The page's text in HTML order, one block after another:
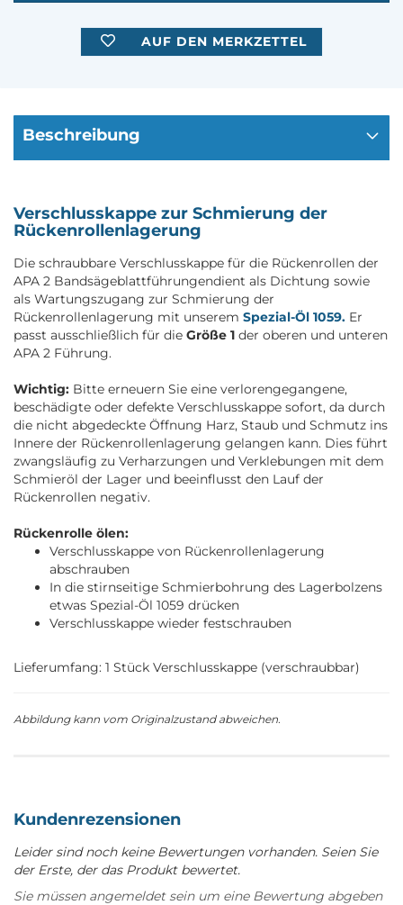
AUF DEN MERKZETTEL
Beschreibung
Verschlusskappe zur Schmierung der
Rückenrollenlagerung
Die schraubbare Verschlusskappe für die Rückenrollen der
APA 2 Bandsägeblattführungendient als Dichtung sowie
als Wartungszugang zur Schmierung der
Rückenrollenlagerung mit unserem Spezial-Öl 1059. Er
passt ausschließlich für die Größe 1 der oberen und unteren
APA 2 Führung.
Wichtig: Bitte erneuern Sie eine verlorengegangene,
beschädigte oder defekte Verschlusskappe sofort, da durch
die nicht abgedeckte Öffnung Harz, Staub und Schmutz ins
Innere der Rückenrollenlagerung gelangen kann. Dies führt
zwangsläufig zu Verharzungen und Verklebungen mit dem
Schmieröl der Lager und beeinflusst den Lauf der
Rückenrollen negativ.
Rückenrolle ölen:
Verschlusskappe von Rückenrollenlagerung
abschrauben
In die stirnseitige Schmierbohrung des Lagerbolzens
etwas Spezial-Öl 1059 drücken
Verschlusskappe wieder festschrauben
Lieferumfang: 1 Stück Verschlusskappe (verschraubbar)
Abbildung kann vom Originalzustand abweichen.
Kundenrezensionen
Leider sind noch keine Bewertungen vorhanden. Seien Sie
der Erste, der das Produkt bewertet.
Sie müssen angemeldet sein um eine Bewertung abgeben